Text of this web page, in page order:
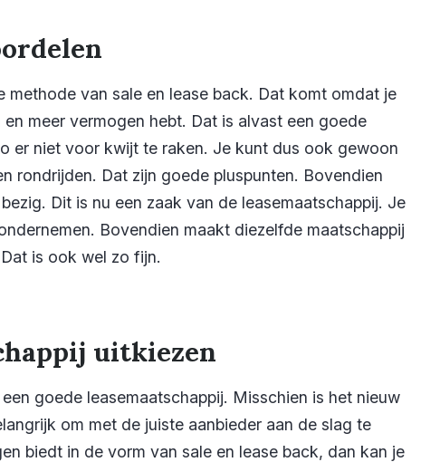
methode van sale en lease back. Dat komt omdat je
meer vermogen hebt. Dat is alvast een goede
er niet voor kwijt te raken. Je kunt dus ook gewoon
rondrijden. Dat zijn goede pluspunten. Bovendien
Dit is nu een zaak van de leasemaatschappij. Je
Bovendien maakt diezelfde maatschappij
is ook wel zo fijn.
uitkiezen
goede leasemaatschappij. Misschien is het nieuw
om met de juiste aanbieder aan de slag te
biedt in de vorm van sale en lease back, dan kan je